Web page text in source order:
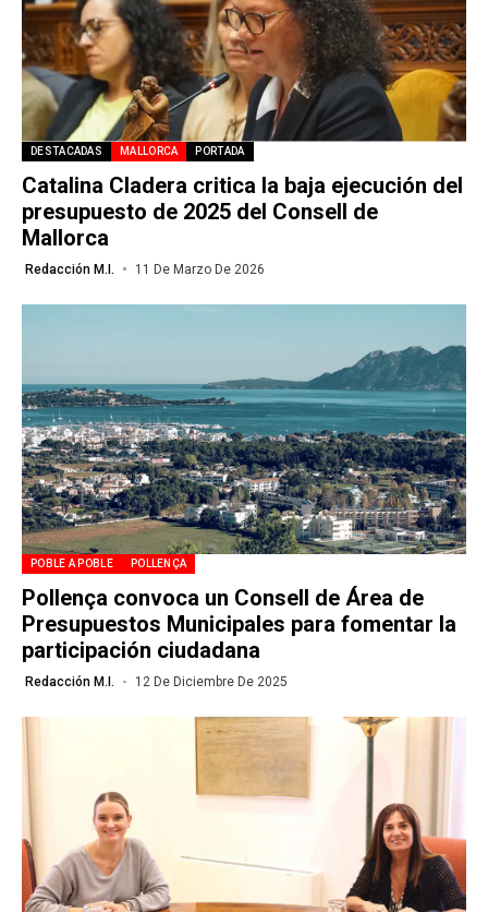
DESTACADAS MALLORCA PORTADA
Catalina Cladera critica la baja ejecución del
presupuesto de 2025 del Consell de
Mallorca
Redacción M.I. 11 De Marzo De 2026
POBLE A POBLE POLLENÇA
Pollença convoca un Consell de Área de
Presupuestos Municipales para fomentar la
participación ciudadana
Redacción M.I. 12 De Diciembre De 2025